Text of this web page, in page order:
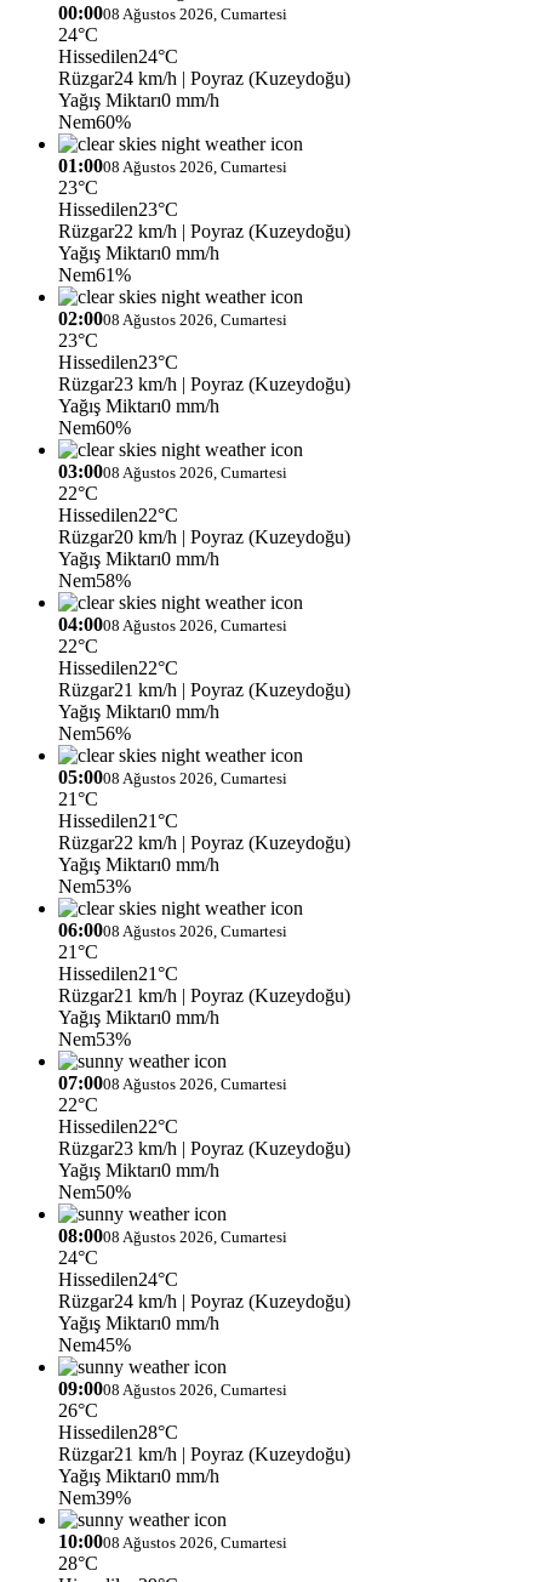
00:0008 Ağustos 2026, Cumartesi
24°C
Hissedilen24°C
Rüzgar24 km/h | Poyraz (Kuzeydoğu)
Yağış Miktarı0 mm/h
Nem60%
01:0008 Ağustos 2026, Cumartesi
23°C
Hissedilen23°C
Rüzgar22 km/h | Poyraz (Kuzeydoğu)
Yağış Miktarı0 mm/h
Nem61%
02:0008 Ağustos 2026, Cumartesi
23°C
Hissedilen23°C
Rüzgar23 km/h | Poyraz (Kuzeydoğu)
Yağış Miktarı0 mm/h
Nem60%
03:0008 Ağustos 2026, Cumartesi
22°C
Hissedilen22°C
Rüzgar20 km/h | Poyraz (Kuzeydoğu)
Yağış Miktarı0 mm/h
Nem58%
04:0008 Ağustos 2026, Cumartesi
22°C
Hissedilen22°C
Rüzgar21 km/h | Poyraz (Kuzeydoğu)
Yağış Miktarı0 mm/h
Nem56%
05:0008 Ağustos 2026, Cumartesi
21°C
Hissedilen21°C
Rüzgar22 km/h | Poyraz (Kuzeydoğu)
Yağış Miktarı0 mm/h
Nem53%
06:0008 Ağustos 2026, Cumartesi
21°C
Hissedilen21°C
Rüzgar21 km/h | Poyraz (Kuzeydoğu)
Yağış Miktarı0 mm/h
Nem53%
07:0008 Ağustos 2026, Cumartesi
22°C
Hissedilen22°C
Rüzgar23 km/h | Poyraz (Kuzeydoğu)
Yağış Miktarı0 mm/h
Nem50%
08:0008 Ağustos 2026, Cumartesi
24°C
Hissedilen24°C
Rüzgar24 km/h | Poyraz (Kuzeydoğu)
Yağış Miktarı0 mm/h
Nem45%
09:0008 Ağustos 2026, Cumartesi
26°C
Hissedilen28°C
Rüzgar21 km/h | Poyraz (Kuzeydoğu)
Yağış Miktarı0 mm/h
Nem39%
10:0008 Ağustos 2026, Cumartesi
28°C